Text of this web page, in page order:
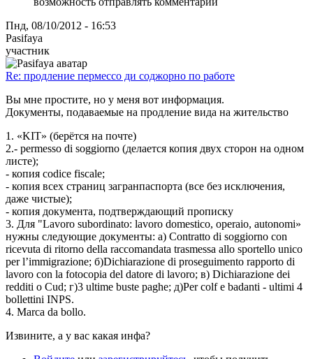
Пнд, 08/10/2012 - 16:53
Pasifaya
участник
Re: продление пермессо ди соджорно по работе
Вы мне простите, но у меня вот информация.
Документы, подаваемые на продление вида на жительство
1. «KIT» (берётся на почте)
2.- permesso di soggiorno (делается копия двух сторон на одном
листе);
- копия codice fiscale;
- копия всех страниц загранпаспорта (все без исключения,
даже чистые);
- копия документа, подтверждающий прописку
3. Для "Lavoro subordinato: lavoro domestico, operaio, autonomi»
нужны следующие документы: а) Contratto di soggiorno con
ricevuta di ritorno della raccomandata trasmessa allo sportello unico
per l’immigrazione; б)Dichiarazione di proseguimento rapporto di
lavoro con la fotocopia del datore di lavoro; в) Dichiarazione dei
redditi o Cud; г)3 ultime buste paghe; д)Per colf e badanti - ultimi 4
bollettini INPS.
4. Marca da bollo.
Извините, а у вас какая инфа?